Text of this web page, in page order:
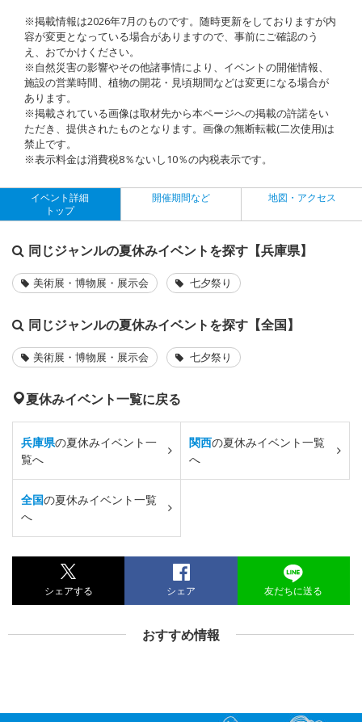
※掲載情報は2026年7月のものです。随時更新をしておりますが内
容が変更となっている場合がありますので、事前にご確認のう
え、おでかけください。
※自然災害の影響やその他諸事情により、イベントの開催情報、
施設の営業時間、植物の開花・見頃期間などは変更になる場合が
あります。
※掲載されている画像は取材先から本ページへの掲載の許諾をい
ただき、提供されたものとなります。画像の無断転載(二次使用)は
禁止です。
※表示料金は消費税8％ないし10％の内税表示です。
イベント詳細
トップ
開催期間など 地図・アクセス
同じジャンルの夏休みイベントを探す【兵庫県】
美術展・博物展・展示会 七夕祭り
同じジャンルの夏休みイベントを探す【全国】
美術展・博物展・展示会 七夕祭り
夏休みイベント一覧に戻る
兵庫県の夏休みイベント一
覧へ
関西の夏休みイベント一覧
へ
全国の夏休みイベント一覧
へ
シェアする シェア 友だちに送る
おすすめ情報